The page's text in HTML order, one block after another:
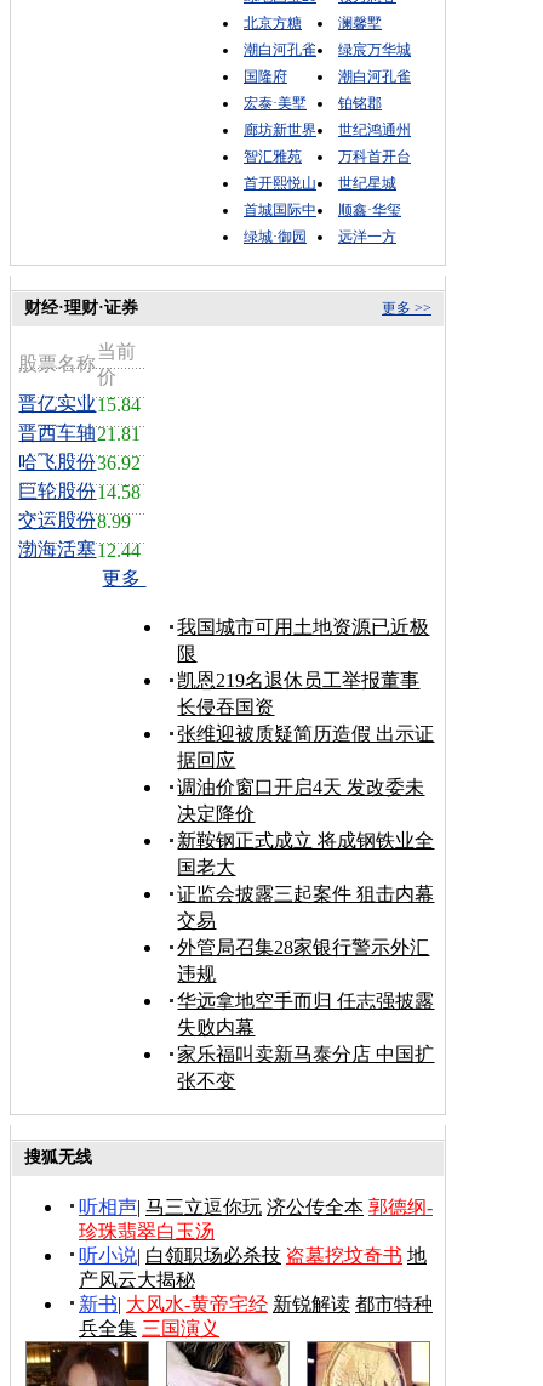
北京方糖
澜馨墅
潮白河孔雀
绿宸万华城
国隆府
潮白河孔雀
宏泰·美墅
铂铭郡
廊坊新世界
世纪鸿通州
智汇雅苑
万科首开台
首开熙悦山
世纪星城
首城国际中
顺鑫·华玺
绿城·御园
远洋一方
更多 >>
财经·理财·证券
股票名称
当前
价
晋亿实业15.84
晋西车轴21.81
哈飞股份36.92
巨轮股份14.58
交运股份8.99
渤海活塞12.44
更多
我国城市可用土地资源已近极
限
凯恩219名退休员工举报董事
长侵吞国资
张维迎被质疑简历造假 出示证
据回应
调油价窗口开启4天 发改委未
决定降价
新鞍钢正式成立 将成钢铁业全
国老大
证监会披露三起案件 狙击内幕
交易
外管局召集28家银行警示外汇
违规
华远拿地空手而归 任志强披露
失败内幕
家乐福叫卖新马泰分店 中国扩
张不变
搜狐无线
听相声| 马三立逗你玩 济公传全本 郭德纲-
珍珠翡翠白玉汤
听小说| 白领职场必杀技 盗墓挖坟奇书 地
产风云大揭秘
新书| 大风水-黄帝宅经 新锐解读 都市特种
兵全集 三国演义